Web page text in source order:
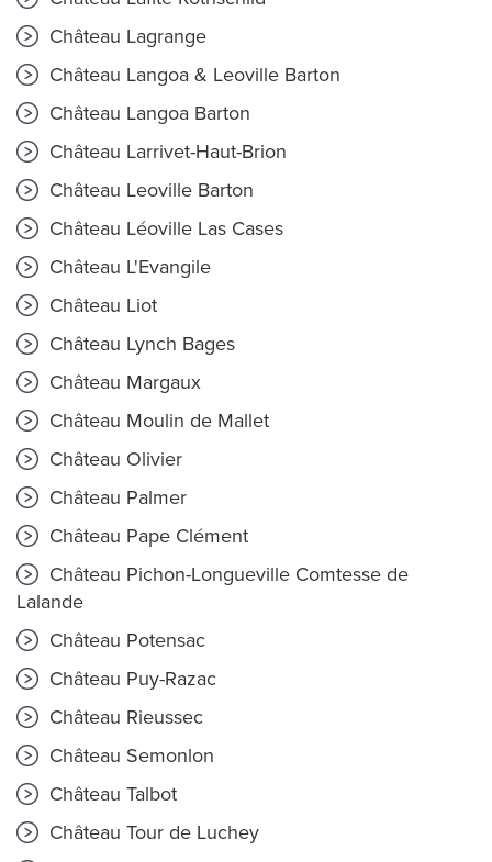
Château Lagrange
Château Langoa & Leoville Barton
Château Langoa Barton
Château Larrivet-Haut-Brion
Château Leoville Barton
Château Léoville Las Cases
Château L'Evangile
Château Liot
Château Lynch Bages
Château Margaux
Château Moulin de Mallet
Château Olivier
Château Palmer
Château Pape Clément
Château Pichon-Longueville Comtesse de
Lalande
Château Potensac
Château Puy-Razac
Château Rieussec
Château Semonlon
Château Talbot
Château Tour de Luchey